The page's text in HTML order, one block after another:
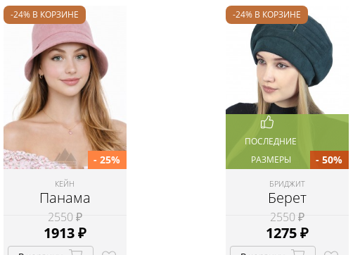
-24% В КОРЗИНЕ
КЕЙН
Панама
2550 ₽
1913₽
- 25%
-24% В КОРЗИНЕ
ПОСЛЕДНИЕ
РАЗМЕРЫ
БРИДЖИТ
Берет
2550 ₽
1275₽
- 50%